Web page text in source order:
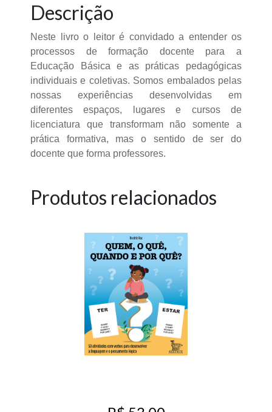
Descrição
Neste livro o leitor é convidado a entender os
processos de formação docente para a
Educação Básica e as práticas pedagógicas
individuais e coletivas. Somos embalados pelas
nossas experiências desenvolvidas em
diferentes espaços, lugares e cursos de
licenciatura que transformam não somente a
prática formativa, mas o sentido de ser do
docente que forma professores.
Produtos relacionados